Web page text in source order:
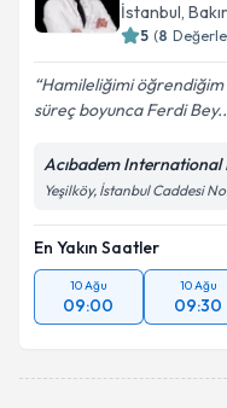
İstanbul,
5 (8
Hamileliğimi
süreç boyunca Ferdi
Acıbadem International
Yeşilköy, İstanbul Caddesi
En Yakın Saatler
10 Ağu
09:00
10 Ağu
09:30